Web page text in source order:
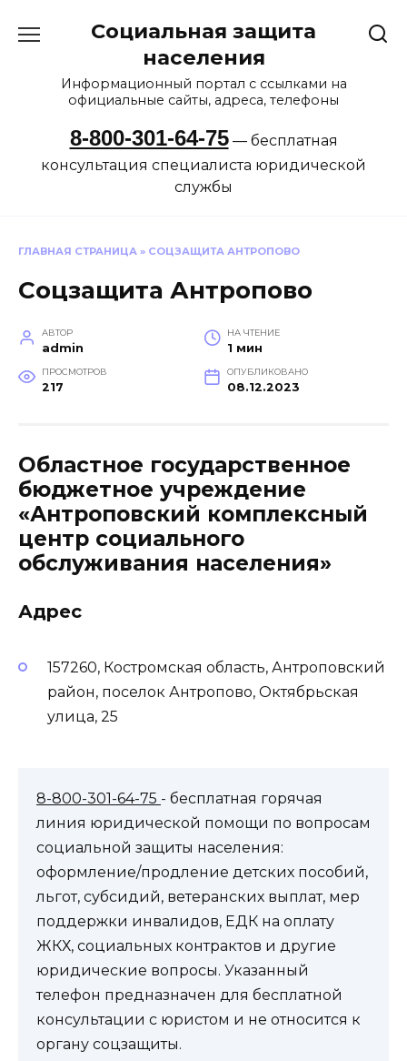
Социальная защита
населения
Информационный портал с ссылками на
официальные сайты, адреса, телефоны
8-800-301-64-75— бесплатная
консультация специалиста юридической
службы
ГЛАВНАЯ СТРАНИЦА » СОЦЗАЩИТА АНТРОПОВО
Соцзащита Антропово
АВТОР
admin
НА ЧТЕНИЕ
1 мин
ПРОСМОТРОВ
217
ОПУБЛИКОВАНО
08.12.2023
Областное государственное
бюджетное учреждение
«Антроповский комплексный
центр социального
обслуживания населения»
Адрес
157260, Костромская область, Антроповский
район, поселок Антропово, Октябрьская
улица, 25
8-800-301-64-75 - бесплатная горячая
линия юридической помощи по вопросам
социальной защиты населения:
оформление/продление детских пособий,
льгот, субсидий, ветеранских выплат, мер
поддержки инвалидов, ЕДК на оплату
ЖКХ, социальных контрактов и другие
юридические вопросы. Указанный
телефон предназначен для бесплатной
консультации с юристом и не относится к
органу соцзащиты.